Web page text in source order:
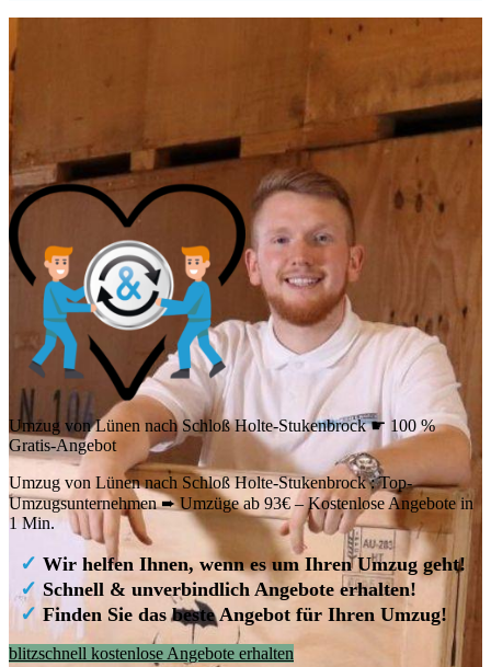
Umzug von Lünen nach Schloß Holte-Stukenbrock ☛ 100 %
Gratis-Angebot
Umzug von Lünen nach Schloß Holte-Stukenbrock : Top-
Umzugsunternehmen ➨ Umzüge ab 93€ – Kostenlose Angebote in
1 Min.
✓ Wir helfen Ihnen, wenn es um Ihren Umzug geht!
✓ Schnell & unverbindlich Angebote erhalten!
✓Finden Sie das beste Angebot für Ihren Umzug!
blitzschnell kostenlose Angebote erhalten